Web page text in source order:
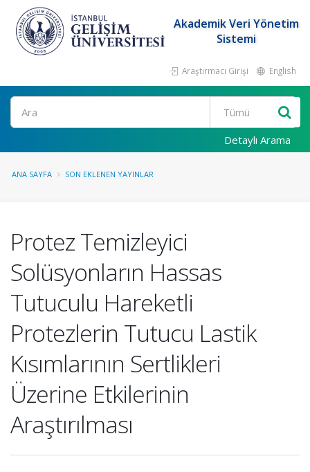
Akademik Veri Yönetim
Sistemi
Araştırmacı Girişi English
Ara
Detaylı Arama
ANA SAYFA SON EKLENEN YAYINLAR
Protez Temizleyici
Solüsyonların Hassas
Tutuculu Hareketli
Protezlerin Tutucu Lastik
Kısımlarının Sertlikleri
Üzerine Etkilerinin
Araştırılması